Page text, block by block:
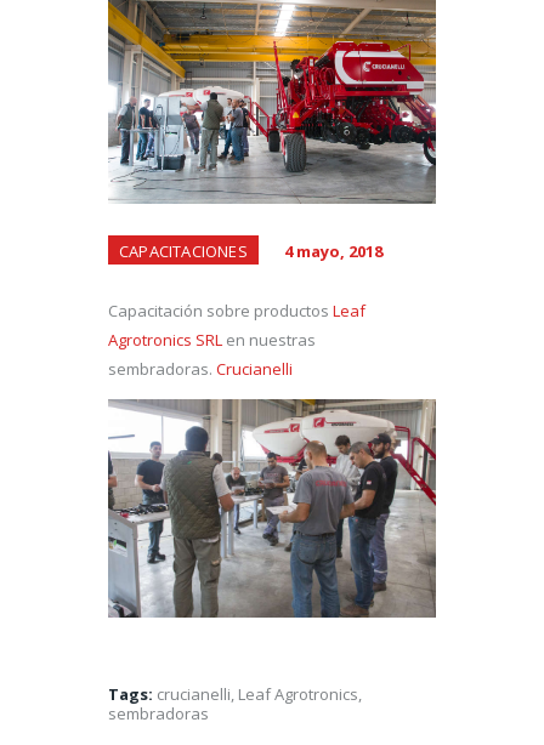
CAPACITACIONES 4 mayo, 2018
Capacitación sobre productos Leaf
Agrotronics SRL en nuestras
sembradoras. Crucianelli
Tags: crucianelli, Leaf Agrotronics,
sembradoras